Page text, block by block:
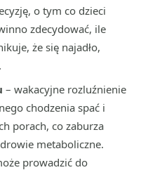
o tym co dzieci
zdecydować, ile
że się najadło,
– wakacyjne rozluźnienie
chodzenia spać i
porach, co zaburza
metaboliczne.
prowadzić do